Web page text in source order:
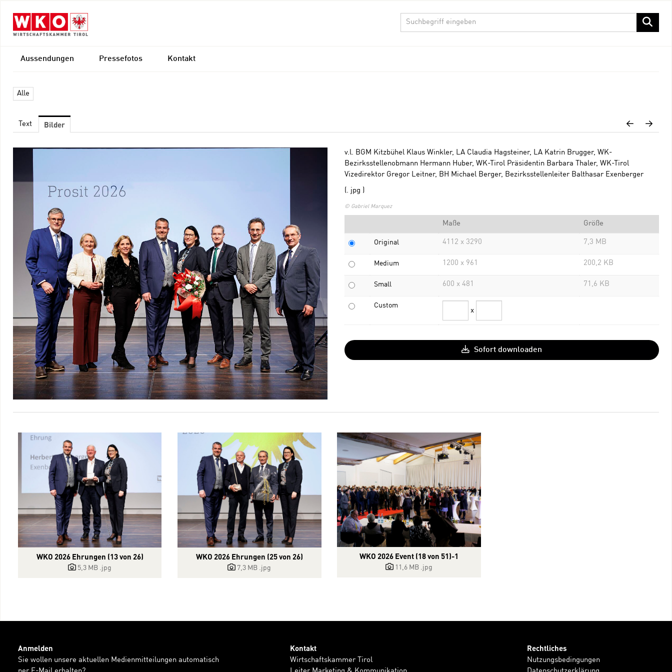
Aussendungen Pressefotos Kontakt
Alle
Text Bilder
v.l. BGM Kitzbühel Klaus Winkler, LA Claudia Hagsteiner, LA Katrin Brugger, WK-
Bezirksstellenobmann Hermann Huber, WK-Tirol Präsidentin Barbara Thaler, WK-Tirol
Vizedirektor Gregor Leitner, BH Michael Berger, Bezirksstellenleiter Balthasar Exenberger
(. jpg )
© Gabriel Marquez
Maße Größe
Original 4112 x 3290 7,3 MB
Medium 1200 x 961 200,2 KB
Small 600 x 481 71,6 KB
Custom
x
Sofort downloaden
WKO 2026 Ehrungen (13 von 26)
5,3 MB .jpg
WKO 2026 Ehrungen (25 von 26)
7,3 MB .jpg
WKO 2026 Event (18 von 51)-1
11,6 MB .jpg
Anmelden
Sie wollen unsere aktuellen Medienmitteilungen automatisch
Kontakt
Wirtschaftskammer Tirol
Rechtliches
Nutzungsbedingungen